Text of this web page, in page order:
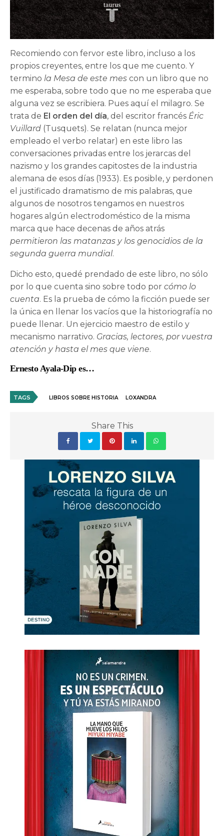
Recomiendo con fervor este libro, incluso a los
propios creyentes, entre los que me cuento. Y
terminola Mesa de este mes con un libro que no
me esperaba, sobre todo que no me esperaba que
alguna vez se escribiera. Pues aquí el milagro. Se
trata de El orden del día, del escritor francés Éric
Vuillard (Tusquets). Se relatan (nunca mejor
empleado el verbo relatar) en este libro las
conversaciones privadas entre los jerarcas del
nazismo y los grandes capitostes de la industria
alemana de esos días (1933). Es posible, y perdonen
el justificado dramatismo de mis palabras, que
algunos de nosotros tengamos en nuestros
hogares algún electrodoméstico de la misma
marca que hace decenas de años atrás
permitieron las matanzas y los genocidios de la
segunda guerra mundial.
Dicho esto, quedé prendado de este libro, no sólo
por lo que cuenta sino sobre todo porcómo lo
cuenta. Es la prueba de cómo la ficción puede ser
la única en llenar los vacíos que la historiografía no
puede llenar. Un ejercicio maestro de estilo y
mecanismo narrativo. Gracias, lectores, por vuestra
atención y hasta el mes que viene.
Ernesto Ayala-Dip es…
TAGS LIBROS SOBRE HISTORIA LOXANDRA
Share This